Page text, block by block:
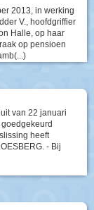
2013, in werking
V., hoofdgriffier
Halle, op haar
op pensioen
van 22 januari
heeft
- Bij